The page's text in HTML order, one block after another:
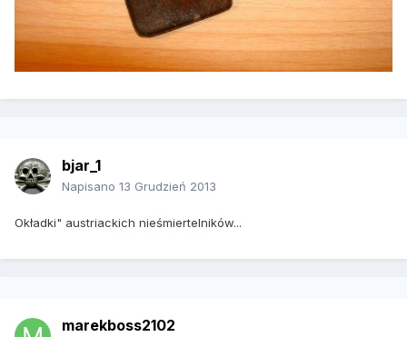
bjar_1
Napisano 13 Grudzień 2013
Okładki" austriackich nieśmiertelników...
marekboss2102